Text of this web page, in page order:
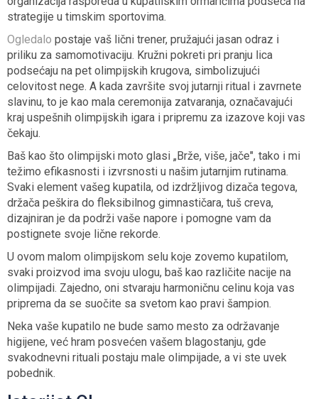
strategije u timskim sportovima.
Ogledalo postaje vaš lični trener, pružajući jasan odraz i
priliku za samomotivaciju. Kružni pokreti pri pranju lica
podsećaju na pet olimpijskih krugova, simbolizujući
celovitost nege. A kada završite svoj jutarnji ritual i zavrnete
slavinu, to je kao mala ceremonija zatvaranja, označavajući
kraj uspešnih olimpijskih igara i pripremu za izazove koji vas
čekaju.
Baš kao što olimpijski moto glasi „Brže, više, jače", tako i mi
težimo efikasnosti i izvrsnosti u našim jutarnjim rutinama.
Svaki element vašeg kupatila, od izdržljivog dizača tegova,
držača peškira do fleksibilnog gimnastičara, tuš creva,
dizajniran je da podrži vaše napore i pomogne vam da
postignete svoje lične rekorde.
U ovom malom olimpijskom selu koje zovemo kupatilom,
svaki proizvod ima svoju ulogu, baš kao različite nacije na
olimpijadi. Zajedno, oni stvaraju harmoničnu celinu koja vas
priprema da se suočite sa svetom kao pravi šampion.
Neka vaše kupatilo ne bude samo mesto za održavanje
higijene, već hram posvećen vašem blagostanju, gde
svakodnevni rituali postaju male olimpijade, a vi ste uvek
pobednik.